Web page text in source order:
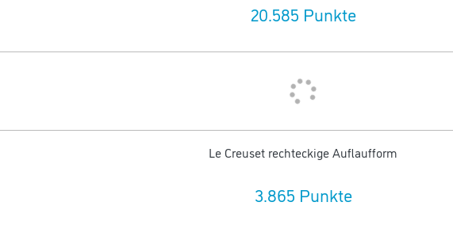
20.585 Punkte
Le Creuset rechteckige Auflaufform
3.865 Punkte